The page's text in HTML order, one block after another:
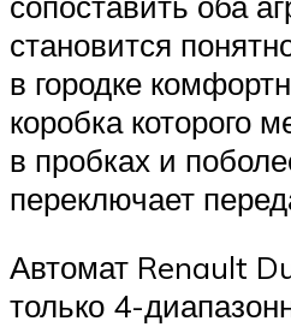
становится
в городке
коробка которого
в пробках и
переключает
Автомат Renault
только 4-